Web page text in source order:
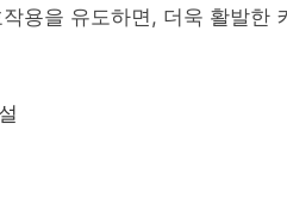
용을 유도하면, 더욱 활발한